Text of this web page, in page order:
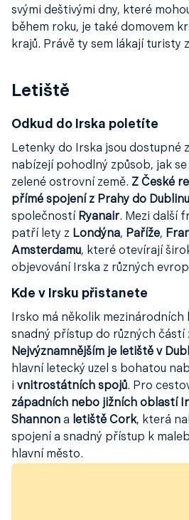
svými deštivými dny, které
během roku, je také domovem
krajů. Právě ty sem lákají turisty
Letiště
Odkud do Irska poletíte
Letenky do Irska jsou dostupné
nabízejí pohodlný způsob, jak
zelené ostrovní země. Z České
přímé spojení z Prahy do Dublinu
společností Ryanair. Mezi další
patří lety z Londýna, Paříže,
Amsterdamu, které otevírají
objevování Irska z různých
Kde v Irsku přistanete
Irsko má několik
snadný přístup do různých částí
Nejvýznamnějším je letiště v
hlavní letecký uzel s bohatou
i vnitrostátních spojů. Pro
západních nebo jižních oblastí
Shannon a letiště Cork, která
spojení a snadný přístup k
hlavní město.